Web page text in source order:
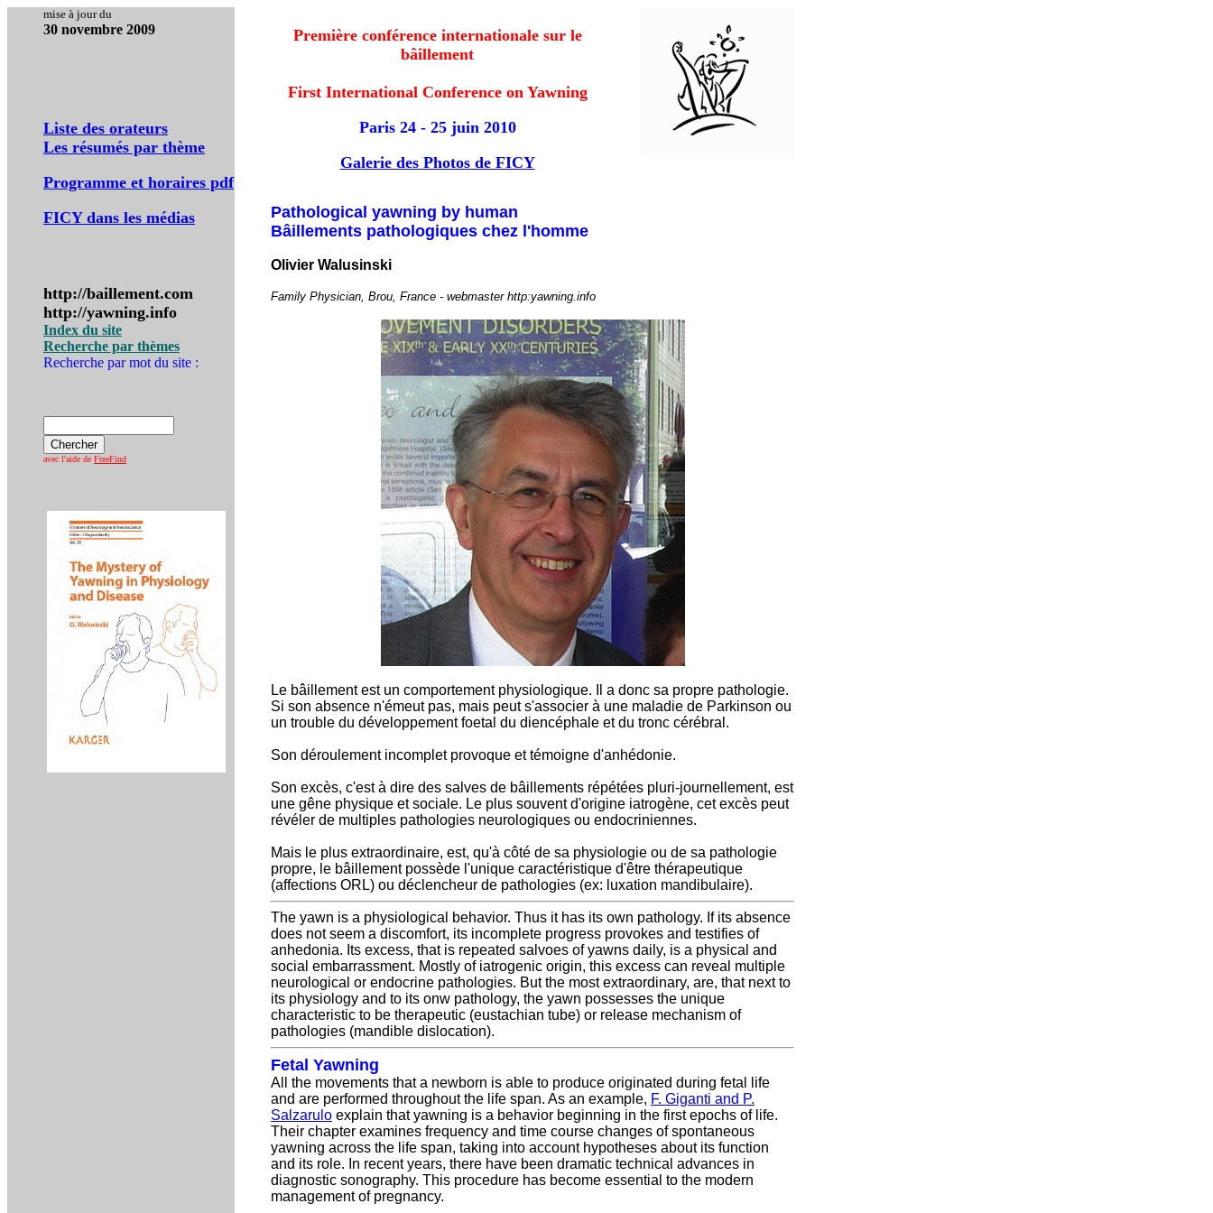
mise à jour du
30 novembre 2009
Liste des orateurs
Les résumés par thème
Programme et horaires pdf
FICY dans les médias
http://baillement.com
http://yawning.info
Index du site
Recherche par thèmes
Recherche par mot du site :
avec l'aide de FreeFind
Première conférence internationale sur le
bâillement
First International Conference on Yawning
Paris 24 - 25 juin 2010
Galerie des Photos de FICY
Pathological yawning by human
Bâillements pathologiques chez l'homme
Olivier Walusinski
Family Physician, Brou, France - webmaster http:yawning.info
Le bâillement est un comportement physiologique. Il a donc sa propre pathologie.
Si son absence n'émeut pas, mais peut s'associer à une maladie de Parkinson ou
un trouble du développement foetal du diencéphale et du tronc cérébral.
Son déroulement incomplet provoque et témoigne d'anhédonie.
Son excès, c'est à dire des salves de bâillements répétées pluri-journellement, est
une gêne physique et sociale. Le plus souvent d'origine iatrogène, cet excès peut
révéler de multiples pathologies neurologiques ou endocriniennes.
Mais le plus extraordinaire, est, qu'à côté de sa physiologie ou de sa pathologie
propre, le bâillement possède l'unique caractéristique d'être thérapeutique
(affections ORL) ou déclencheur de pathologies (ex: luxation mandibulaire).
The yawn is a physiological behavior. Thus it has its own pathology. If its absence
does not seem a discomfort, its incomplete progress provokes and testifies of
anhedonia. Its excess, that is repeated salvoes of yawns daily, is a physical and
social embarrassment. Mostly of iatrogenic origin, this excess can reveal multiple
neurological or endocrine pathologies. But the most extraordinary, are, that next to
its physiology and to its onw pathology, the yawn possesses the unique
characteristic to be therapeutic (eustachian tube) or release mechanism of
pathologies (mandible dislocation).
Fetal Yawning
All the movements that a newborn is able to produce originated during fetal life
and are performed throughout the life span. As an example, F. Giganti and P.
Salzarulo explain that yawning is a behavior beginning in the first epochs of life.
Their chapter examines frequency and time course changes of spontaneous
yawning across the life span, taking into account hypotheses about its function
and its role. In recent years, there have been dramatic technical advances in
diagnostic sonography. This procedure has become essential to the modern
management of pregnancy.